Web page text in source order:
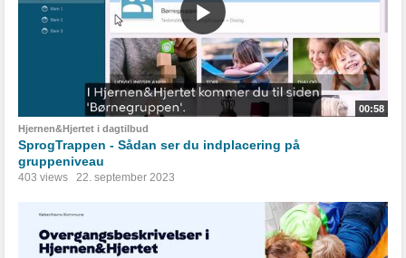
00:58
Hjernen&Hjertet i dagtilbud
SprogTrappen - Sådan ser du indplacering på
gruppeniveau
403 views 22. september 2023